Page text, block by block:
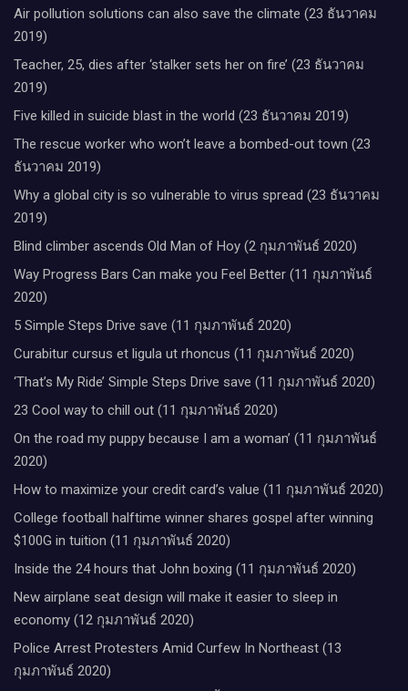
Air pollution solutions can also save the climate (23 ธันวาคม
2019)
Teacher, 25, dies after ‘stalker sets her on fire’ (23 ธันวาคม
2019)
Five killed in suicide blast in the world (23 ธันวาคม 2019)
The rescue worker who won’t leave a bombed-out town (23
ธันวาคม 2019)
Why a global city is so vulnerable to virus spread (23 ธันวาคม
2019)
Blind climber ascends Old Man of Hoy (2 กุมภาพันธ์ 2020)
Way Progress Bars Can make you Feel Better (11 กุมภาพันธ์
2020)
5 Simple Steps Drive save (11 กุมภาพันธ์ 2020)
Curabitur cursus et ligula ut rhoncus (11 กุมภาพันธ์ 2020)
‘That’s My Ride’ Simple Steps Drive save (11 กุมภาพันธ์ 2020)
23 Cool way to chill out (11 กุมภาพันธ์ 2020)
On the road my puppy because I am a woman’ (11 กุมภาพันธ์
2020)
How to maximize your credit card’s value (11 กุมภาพันธ์ 2020)
College football halftime winner shares gospel after winning
$100G in tuition (11 กุมภาพันธ์ 2020)
Inside the 24 hours that John boxing (11 กุมภาพันธ์ 2020)
New airplane seat design will make it easier to sleep in
economy (12 กุมภาพันธ์ 2020)
Police Arrest Protesters Amid Curfew In Northeast (13
กุมภาพันธ์ 2020)